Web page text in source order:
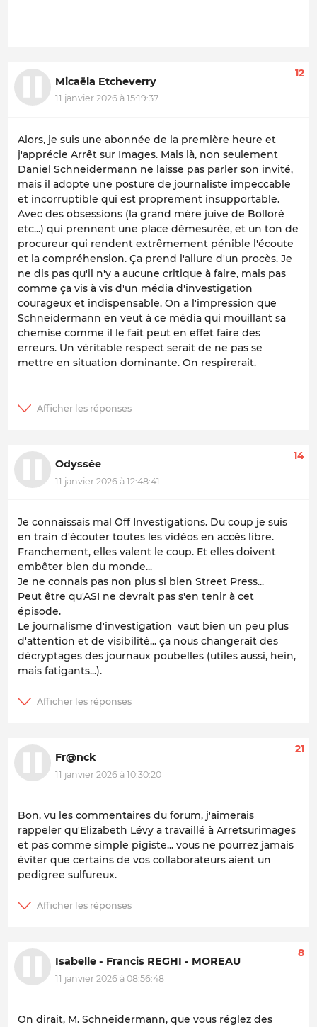
Micaëla Etcheverry
11 janvier 2026 à 15:19:37
12
Alors, je suis une abonnée de la première heure et
j'apprécie Arrêt sur Images. Mais là, non seulement
Daniel Schneidermann ne laisse pas parler son invité,
mais il adopte une posture de journaliste impeccable
et incorruptible qui est proprement insupportable.
Avec des obsessions (la grand mère juive de Bolloré
etc...) qui prennent une place démesurée, et un ton de
procureur qui rendent extrêmement pénible l'écoute
et la compréhension. Ça prend l'allure d'un procès. Je
ne dis pas qu'il n'y a aucune critique à faire, mais pas
comme ça vis à vis d'un média d'investigation
courageux et indispensable. On a l'impression que
Schneidermann en veut à ce média qui mouillant sa
chemise comme il le fait peut en effet faire des
erreurs. Un véritable respect serait de ne pas se
mettre en situation dominante. On respirerait.
Odyssée
11 janvier 2026 à 12:48:41
14
Je connaissais mal Off Investigations. Du coup je suis
en train d'écouter toutes les vidéos en accès libre.
Franchement, elles valent le coup. Et elles doivent
embêter bien du monde...
Je ne connais pas non plus si bien Street Press...
Peut être qu'ASI ne devrait pas s'en tenir à cet
épisode.
Le journalisme d'investigation vaut bien un peu plus
d'attention et de visibilité... ça nous changerait des
décryptages des journaux poubelles (utiles aussi, hein,
mais fatigants...).
Fr@nck
11 janvier 2026 à 10:30:20
21
Bon, vu les commentaires du forum, j'aimerais
rappeler qu'Elizabeth Lévy a travaillé à Arretsurimages
et pas comme simple pigiste... vous ne pourrez jamais
éviter que certains de vos collaborateurs aient un
pedigree sulfureux.
Isabelle - Francis REGHI - MOREAU
11 janvier 2026 à 08:56:48
8
On dirait, M. Schneidermann, que vous réglez des